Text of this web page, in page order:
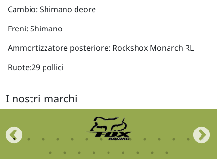
Cambio: Shimano deore
Freni: Shimano
Ammortizzatore posteriore: Rockshox Monarch RL
Ruote:29 pollici
I nostri marchi